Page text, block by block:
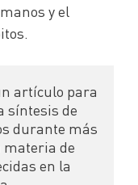
y el
artículo para
síntesis de
durante más
materia de
en la